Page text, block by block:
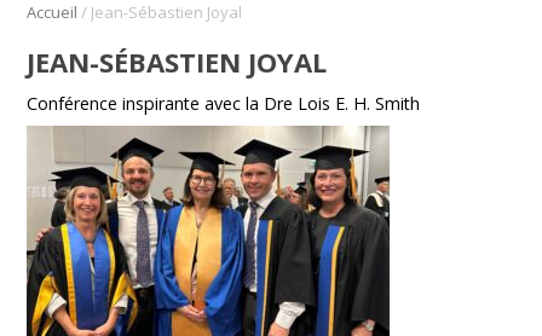
Accueil / Jean-Sébastien Joyal
JEAN-SÉBASTIEN JOYAL
Conférence inspirante avec la Dre Lois E. H. Smith